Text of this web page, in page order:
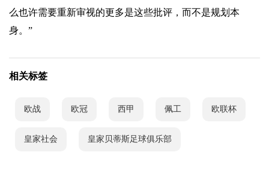
么也许需要重新审视的更多是这些批评，而不是规划本
身。”
相关标签
欧战 欧冠 西甲 佩工 欧联杯
皇家社会 皇家贝蒂斯足球俱乐部